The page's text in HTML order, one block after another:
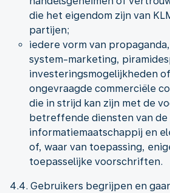
die het eigendom zijn van
partijen;
iedere vorm van
system-marketing,
investeringsmogelijkheden
ongevraagde commerciële
die in strijd kan zijn met de
betreffende diensten van de
informatiemaatschappij en
of, waar van toepassing,
toepasselijke voorschriften.
4.4. Gebruikers begrijpen en